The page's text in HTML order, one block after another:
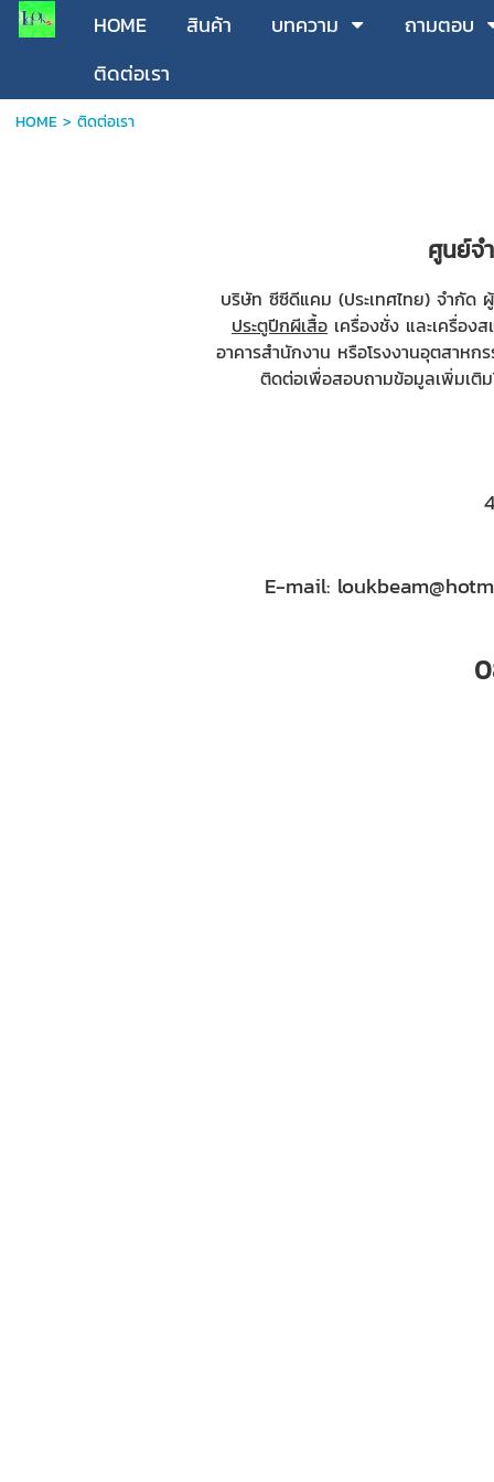
HOME สินค้า บทความ ถามตอบ
ติดต่อเรา
HOME> ติดต่อเรา
ศูนย์จ
บริษัท ซีซีดีแคม (ประเทศไทย) จำกัด
ประตูปีกผีเสื้อ เครื่องชั่ง และเครื่อ
อาคารสำนักงาน หรือโรงงานอุตสาห
ติดต่อเพื่อสอบถามข้อมูลเพิ่มเติ
E-mail: